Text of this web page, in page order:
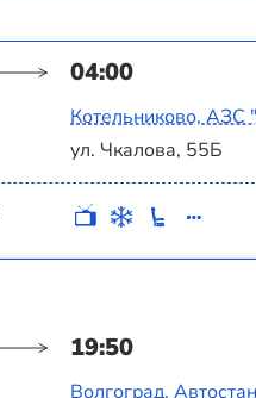
04:00
Котельниково, АЗС
ул. Чкалова, 55Б
19:50
Волгоград,